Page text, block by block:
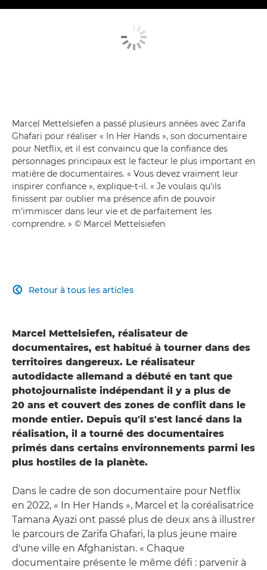
Marcel Mettelsiefen a passé plusieurs années avec Zarifa
Ghafari pour réaliser « In Her Hands », son documentaire
pour Netflix, et il est convaincu que la confiance des
personnages principaux est le facteur le plus important en
matière de documentaires. « Vous devez vraiment leur
inspirer confiance », explique-t-il. « Je voulais qu'ils
finissent par oublier ma présence afin de pouvoir
m'immiscer dans leur vie et de parfaitement les
comprendre. » © Marcel Mettelsiefen
Retour à tous les articles

Marcel Mettelsiefen, réalisateur de
documentaires, est habitué à tourner dans des
territoires dangereux. Le réalisateur
autodidacte allemand a débuté en tant que
photojournaliste indépendant il y a plus de
20 ans et couvert des zones de conflit dans le
monde entier. Depuis qu'il s'est lancé dans la
réalisation, il a tourné des documentaires
primés dans certains environnements parmi les
plus hostiles de la planète.
Dans le cadre de son documentaire pour Netflix
en 2022, « In Her Hands », Marcel et la coréalisatrice
Tamana Ayazi ont passé plus de deux ans à illustrer
le parcours de Zarifa Ghafari, la plus jeune maire
d'une ville en Afghanistan. « Chaque
documentaire présente le même défi : parvenir à